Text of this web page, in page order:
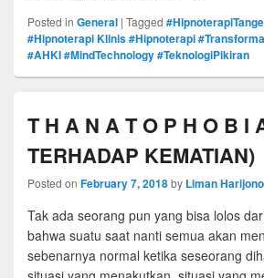
Posted in General | Tagged
#Hipnoterapi Klinis #Hipnoterapi
#AHKI #MindTechnology #TeknologiPikiran
T H A N A T O P H O B I
TERHADAP KEMATIAN)
Posted on February 7, 2018by Liman Harijono
Tak ada seorang pun yang bisa lolos
bahwa suatu saat nanti semua akan
sebenarnya normal ketika seseorang